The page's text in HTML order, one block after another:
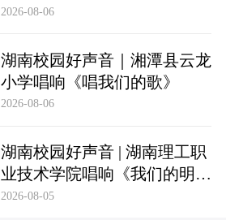
2026-08-06
湖南校园好声音｜湘潭县云龙
小学唱响《唱我们的歌》
2026-08-06
湖南校园好声音 | 湖南理工职
业技术学院唱响《我们的明
天》
2026-08-05